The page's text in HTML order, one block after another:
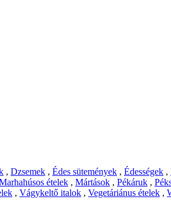
, Dzsemek , Édes sütemények , Édességek ,
ételek , Mártások , Pékáruk ,
, Vágykeltő italok , Vegetáriánus ételek ,